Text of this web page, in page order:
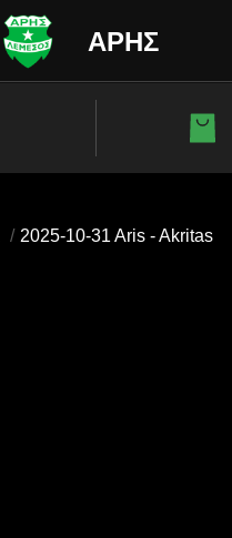
ΑΡΗΣ
2025-10-31 Aris - Akritas